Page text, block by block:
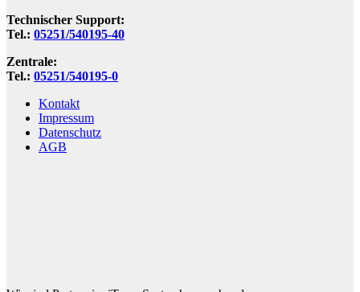
Technischer Support:
Tel.: 05251/540195-40
Zentrale:
Tel.: 05251/540195-0
Kontakt
Impressum
Datenschutz
AGB